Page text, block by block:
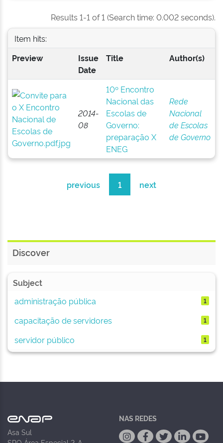
Results 1-1 of 1 (Search time: 0.002 seconds).
Item hits:
Preview
Issue
Date
Title Author(s)
2014-
08
10º Encontro
Nacional das
Escolas de
Governo:
preparação X
ENEG
Rede
Nacional
de Escolas
de Governo
previous 1 next
Discover
Subject
administração pública
1
capacitação de servidores 1
servidor público 1
Asa Sul
NAS REDES